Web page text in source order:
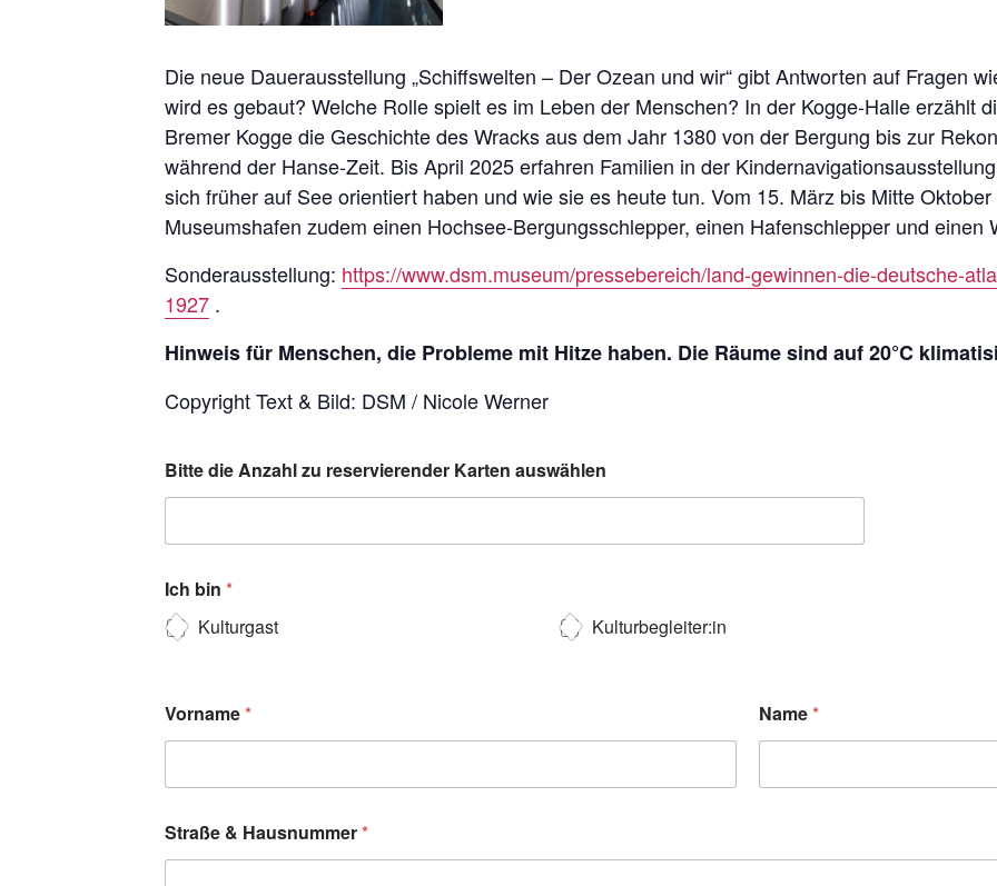
Die neue Dauerausstellung „Schiffswelten – Der Ozean und wir“ gibt Antworten auf Fragen
wird es gebaut? Welche Rolle spielt es im Leben der Menschen? In der Kogge-Halle erzählt
Bremer Kogge die Geschichte des Wracks aus dem Jahr 1380 von der Bergung bis zur
während der Hanse-Zeit. Bis April 2025 erfahren Familien in der
sich früher auf See orientiert haben und wie sie es heute tun. Vom 15. März bis Mitte
Museumshafen zudem einen Hochsee-Bergungsschlepper, einen Hafenschlepper und einen
Sonderausstellung: https://www.dsm.museum/pressebereich/land-gewinnen-die-deutsche-
1927 .
Hinweis für Menschen, die Probleme mit Hitze haben. Die Räume sind auf 20°C
Copyright Text & Bild: DSM / Nicole Werner
Bitte die Anzahl zu reservierender Karten auswählen
Ich bin *
Kulturgast
Kulturbegleiter:in
Vorname* Name*
Straße & Hausnummer*